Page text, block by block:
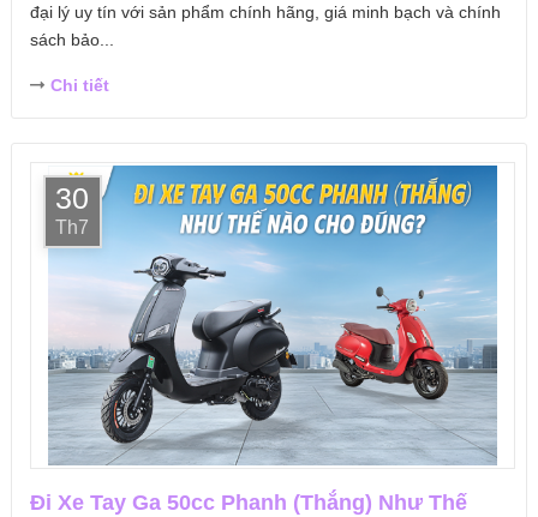
đại lý uy tín với sản phẩm chính hãng, giá minh bạch và chính
sách bảo...
Chi tiết
30
Th7
Đi Xe Tay Ga 50cc Phanh (Thắng) Như Thế